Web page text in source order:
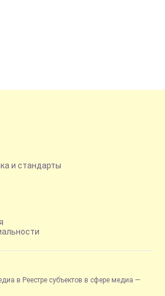
и стандарты
в Реестре субъектов в сфере медиа —